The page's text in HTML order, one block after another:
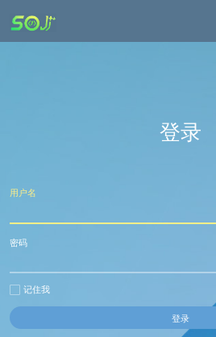
登录
用户名
密码
记住我